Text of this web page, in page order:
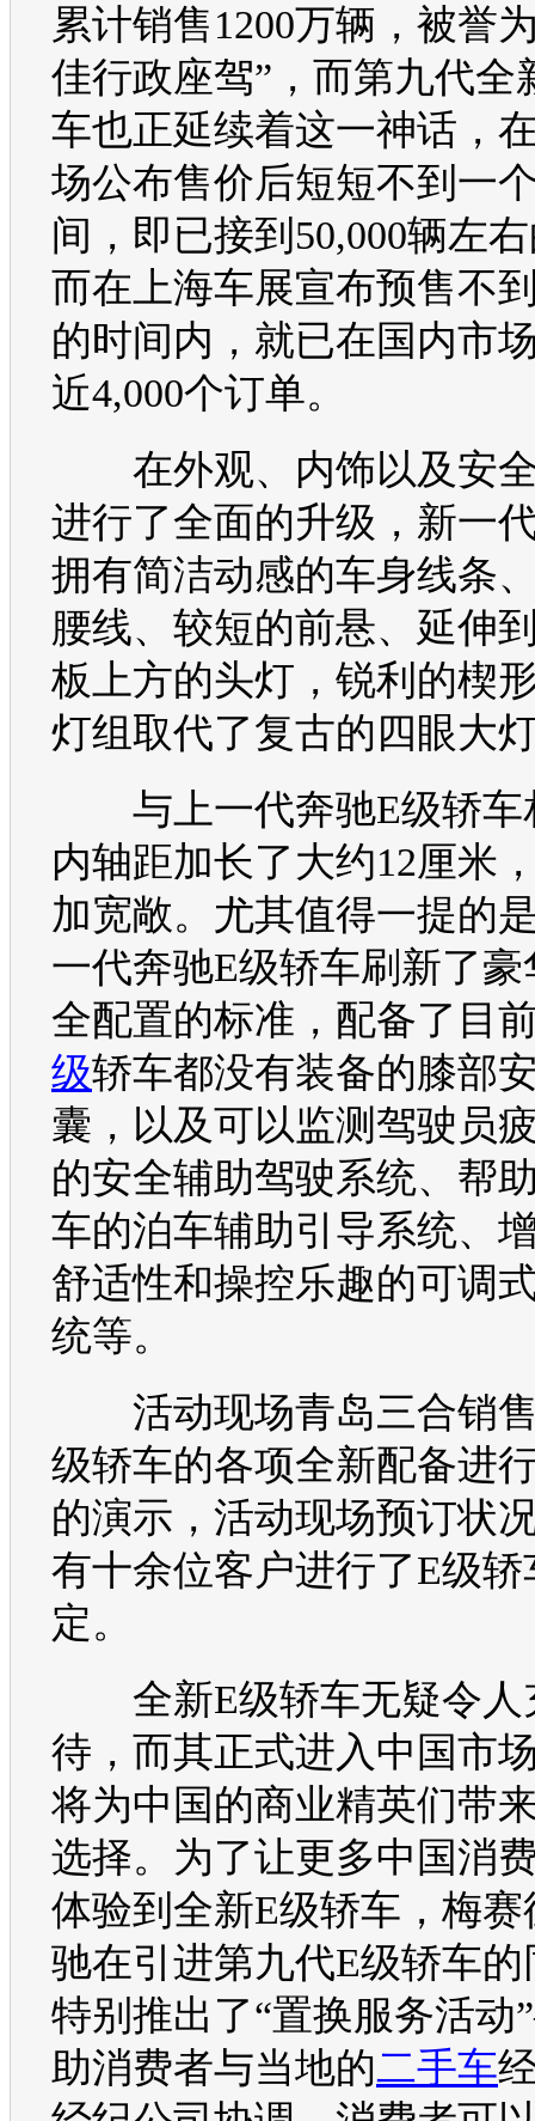
累计销售1200万辆，被誉
佳行政座驾”，而第九代全
车也正延续着这一神话，
场公布售价后短短不到一
间，即已接到50,000辆左
而在 上海车展宣布预售不
的时间内，就已在国内市
近4,000个订单。
在外观、内饰以及安
进行了全面的升级，新一
拥有简洁动感的车身线条
腰线、较短的前悬、延伸
板上方的头灯，锐利的楔
灯组取代了复古的四眼大
与上一代奔驰E级轿车
内轴距加长了大约12厘米
加宽敞。尤其值得一提的
一代奔驰E级轿车刷新了豪
全配置的标准，配备了目
级轿车都没有装备的膝部
囊，以及可以监测驾驶员
的安全辅助驾驶系统、帮
车的泊车辅助引导系统、
舒适性和操控乐趣的可调
统等。
活动现场青岛三合销
级轿车的各项全新配备进
的演示，活动现场预订状
有十余位客户进行了E级轿
定。
全新E级轿车无疑令人
待，而其正式进入中国市
将为中国的商业精英们带
选择。为了让更多中国消
体验到全新E级轿车，梅赛
驰在引进第九代E级轿车的
特别推出了“置换服务活
助消费者与当地的二手车